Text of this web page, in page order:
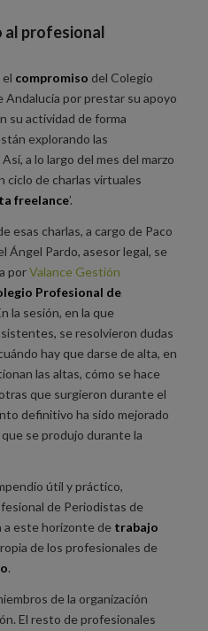
al profesional
compromiso del Colegio
Andalucía por prestar su apoyo
su actividad de forma
explorando las
Así, a lo largo del mes del marzo
ciclo de charlas virtuales
freelance’.
esas charlas, a cargo de Paco
Ángel Pardo, asesor legal, se
porValance Gestión
Profesional de
la sesión, en la que
se resolvieron dudas
hay que darse de alta, en
las altas, cómo se hace
que surgieron durante el
definitivo ha sido mejorado
se produjo durante la
útil y práctico,
de Periodistas de
a este horizonte de trabajo
de los profesionales de
.
de la organización
El resto de profesionales